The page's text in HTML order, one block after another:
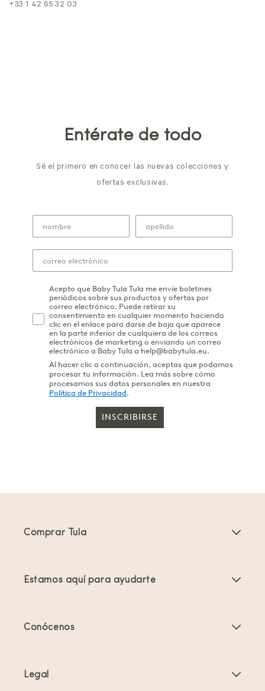
+33 1 42 65 32 03
Entérate de todo
Sé el primero en conocer las nuevas colecciones y
ofertas exclusivas.
Acepto que Baby Tula Tula me envíe boletines
periódicos sobre sus productos y ofertas por
correo electrónico. Puede retirar su
consentimiento en cualquier momento haciendo
clic en el enlace para darse de baja que aparece
en la parte inferior de cualquiera de los correos
electrónicos de marketing o enviando un correo
electrónico a Baby Tula a help@babytula.eu.
Al hacer clic a continuación, aceptas que podamos
procesar tu información. Lea más sobre cómo
procesamos sus datos personales en nuestra
Política de Privacidad.
INSCRIBIRSE
Comprar Tula
Ofertas y promociones
Estamos aquí para ayudarte
Conócenos
Legal